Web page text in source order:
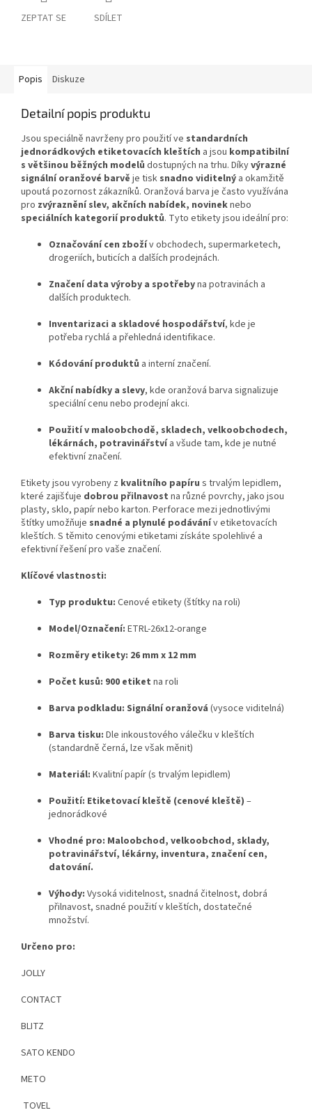
ZEPTAT SE SDÍLET
Popis Diskuze
Detailní popis produktu
Jsou speciálně navrženy pro použití ve standardních
jednorádkových etiketovacích kleštích a jsou kompatibilní
s většinou běžných modelů dostupných na trhu. Díkyvýrazné
signální oranžové barvě je tisk snadno viditelný a okamžitě
upoutá pozornost zákazníků. Oranžová barva je často využívána
pro zvýraznění slev, akčních nabídek, novineknebo
speciálních kategorií produktů. Tyto etikety jsou ideální pro:
Označování cen zbožív obchodech, supermarketech,
drogeriích, buticích a dalších prodejnách.
Značení data výroby a spotřebyna potravinách a
dalších produktech.
Inventarizaci a skladové hospodářství, kde je
potřeba rychlá a přehledná identifikace.
Kódování produktů a interní značení.
Akční nabídky a slevy, kde oranžová barva signalizuje
speciální cenu nebo prodejní akci.
Použití v maloobchodě, skladech, velkoobchodech,
lékárnách, potravinářstvía všude tam, kde je nutné
efektivní značení.
Etikety jsou vyrobeny z kvalitního papíru s trvalým lepidlem,
které zajišťuje dobrou přilnavost na různé povrchy, jako jsou
plasty, sklo, papír nebo karton. Perforace mezi jednotlivými
štítky umožňuje snadné a plynulé podávánív etiketovacích
kleštích. S těmito cenovými etiketami získáte spolehlivé a
efektivní řešení pro vaše značení.
Klíčové vlastnosti:
Typ produktu: Cenové etikety (štítky na roli)
Model/Označení: ETRL-26x12-orange
Rozměry etikety: 26 mm x 12 mm
Počet kusů: 900 etiket na roli
Barva podkladu: Signální oranžová (vysoce viditelná)
Barva tisku: Dle inkoustového válečku v kleštích
(standardně černá, lze však měnit)
Materiál: Kvalitní papír (s trvalým lepidlem)
Použití: Etiketovací kleště (cenové kleště) –
jednorádkové
Vhodné pro: Maloobchod, velkoobchod, sklady,
potravinářství, lékárny, inventura, značení cen,
datování.
Výhody: Vysoká viditelnost, snadná čitelnost, dobrá
přilnavost, snadné použití v kleštích, dostatečné
množství.
Určeno pro:
JOLLY
CONTACT
BLITZ
SATO KENDO
METO
TOVEL